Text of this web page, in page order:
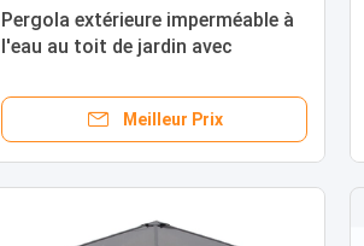
Pergola extérieure imperméable à
l'eau au toit de jardin avec
toit hexagonal
Meilleur Prix